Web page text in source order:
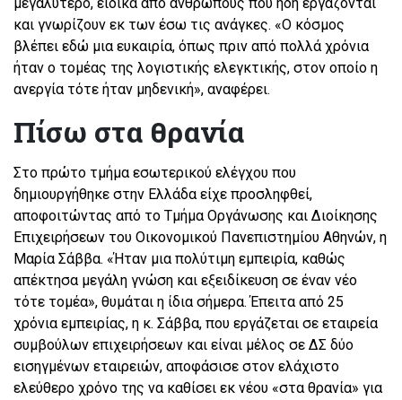
και γνωρίζουν εκ των έσω τις ανάγκες. «Ο κόσμος
βλέπει εδώ μια ευκαιρία, όπως πριν από πολλά χρόνια
ήταν ο τομέας της λογιστικής ελεγκτικής, στον οποίο η
ανεργία τότε ήταν μηδενική», αναφέρει.
Πίσω στα θρανία
Στο πρώτο τμήμα εσωτερικού ελέγχου που
δημιουργήθηκε στην Ελλάδα είχε προσληφθεί,
αποφοιτώντας από το Τμήμα Οργάνωσης και Διοίκησης
Επιχειρήσεων του Οικονομικού Πανεπιστημίου Αθηνών, η
Μαρία Σάββα. «Ήταν μια πολύτιμη εμπειρία, καθώς
απέκτησα μεγάλη γνώση και εξειδίκευση σε έναν νέο
τότε τομέα», θυμάται η ίδια σήμερα. Έπειτα από 25
χρόνια εμπειρίας, η κ. Σάββα, που εργάζεται σε εταιρεία
συμβούλων επιχειρήσεων και είναι μέλος σε ΔΣ δύο
εισηγμένων εταιρειών, αποφάσισε στον ελάχιστο
ελεύθερο χρόνο της να καθίσει εκ νέου «στα θρανία» για